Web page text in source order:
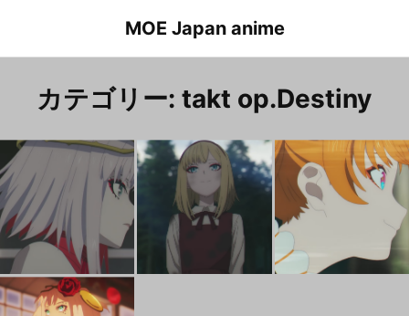
content
MOE Japan anime
カテゴリー:takt op.Destiny
takt op.Destiny Episode 11 Unmei
タクトオーパス ディスティニー １１話 運命 takt op.Destiny Episode 8 Unmei
タクトオーパス ディスティニー ８話 運命 タ
takt op.Destiny Episode 1 Unmei
タクトオーパス ディスティニー １話 運命